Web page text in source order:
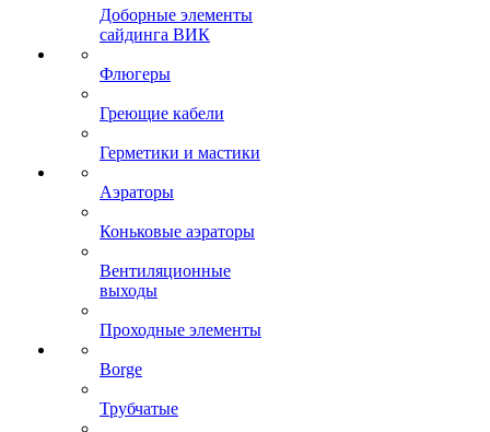
Доборные элементы
сайдинга ВИК
Флюгеры
Греющие кабели
Герметики и мастики
Аэраторы
Коньковые аэраторы
Вентиляционные
выходы
Проходные элементы
Borge
Трубчатые